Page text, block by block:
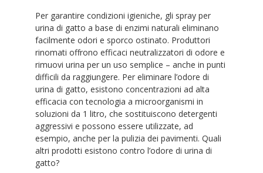
Per garantire condizioni igieniche, gli spray per
urina di gatto a base di enzimi naturali eliminano
facilmente odori e sporco ostinato. Produttori
rinomati offrono efficaci neutralizzatori di odore e
rimuovi urina per un uso semplice – anche in punti
difficili da raggiungere. Per eliminare l’odore di
urina di gatto, esistono concentrazioni ad alta
efficacia con tecnologia a microorganismi in
soluzioni da 1 litro, che sostituiscono detergenti
aggressivi e possono essere utilizzate, ad
esempio, anche per la pulizia dei pavimenti. Quali
altri prodotti esistono contro l’odore di urina di
gatto?